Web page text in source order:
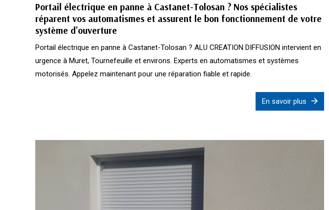
Portail électrique en panne à Castanet-Tolosan ? Nos spécialistes
réparent vos automatismes et assurent le bon fonctionnement de votre
système d'ouverture
Portail électrique en panne à Castanet-Tolosan ? ALU CREATION DIFFUSION intervient en
urgence à Muret, Tournefeuille et environs. Experts en automatismes et systèmes
motorisés. Appelez maintenant pour une réparation fiable et rapide.
En savoir plus